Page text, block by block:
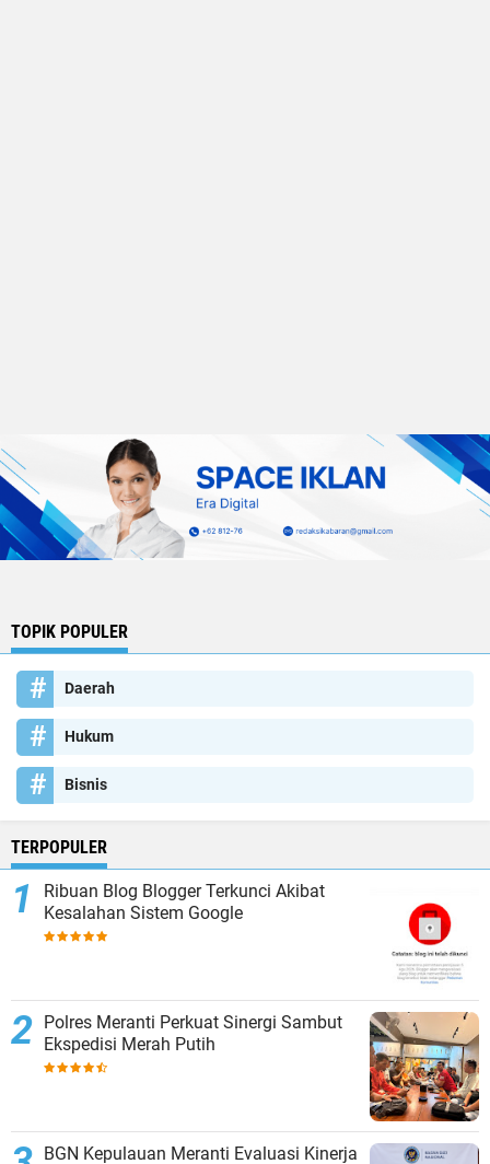
TOPIK POPULER
Daerah
Hukum
Bisnis
TERPOPULER
Ribuan Blog Blogger Terkunci Akibat
Kesalahan Sistem Google
Polres Meranti Perkuat Sinergi Sambut
Ekspedisi Merah Putih
BGN Kepulauan Meranti Evaluasi Kinerja